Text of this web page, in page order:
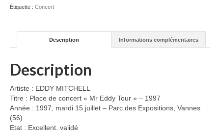
de
concert
Eddy
Étiquette : Concert
Description Informations complémentaires
Description
Artiste : EDDY MITCHELL
Titre : Place de concert « Mr Eddy Tour » – 1997
Année : 1997, mardi 15 juillet – Parc des Expositions, Vannes
(56)
Etat : Excellent, validé